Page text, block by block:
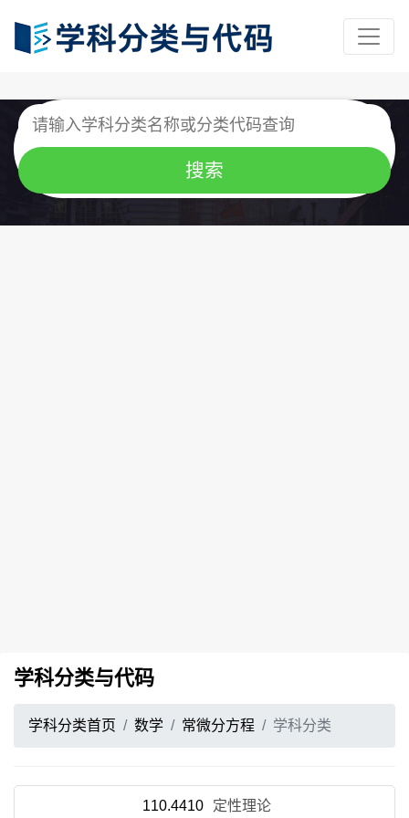
学科分类与代码
学科分类首页 数学 常微分方程 学科分类
110.4410 定性理论